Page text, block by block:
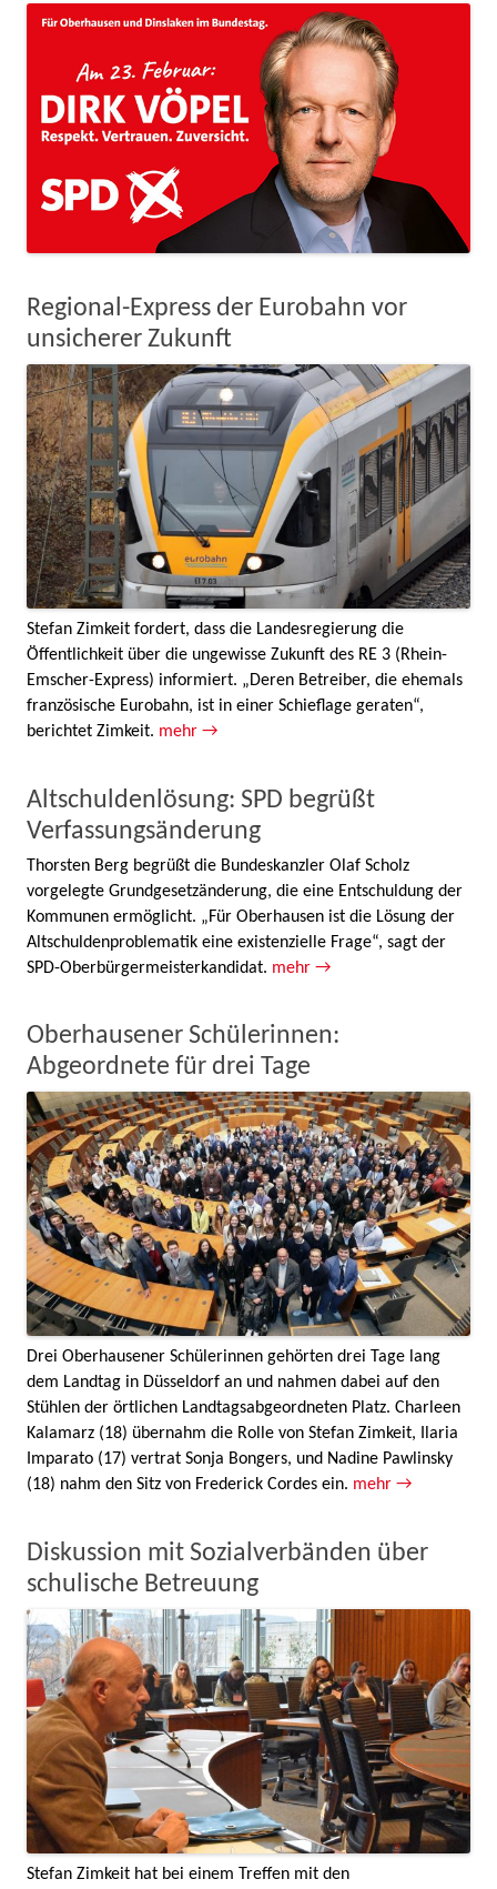
Regional-Express der Eurobahn vor
unsicherer Zukunft
Stefan Zimkeit fordert, dass die Landesregierung die
Öffentlichkeit über die ungewisse Zukunft des RE 3 (Rhein-
Emscher-Express) informiert. „Deren Betreiber, die ehemals
französische Eurobahn, ist in einer Schieflage geraten“,
berichtet Zimkeit. mehr →
Altschuldenlösung: SPD begrüßt
Verfassungsänderung
Thorsten Berg begrüßt die Bundeskanzler Olaf Scholz
vorgelegte Grundgesetzänderung, die eine Entschuldung der
Kommunen ermöglicht. „Für Oberhausen ist die Lösung der
Altschuldenproblematik eine existenzielle Frage“, sagt der
SPD-Oberbürgermeisterkandidat. mehr →
Oberhausener Schülerinnen:
Abgeordnete für drei Tage
Drei Oberhausener Schülerinnen gehörten drei Tage lang
dem Landtag in Düsseldorf an und nahmen dabei auf den
Stühlen der örtlichen Landtagsabgeordneten Platz. Charleen
Kalamarz (18) übernahm die Rolle von Stefan Zimkeit, Ilaria
Imparato (17) vertrat Sonja Bongers, und Nadine Pawlinsky
(18) nahm den Sitz von Frederick Cordes ein. mehr →
Diskussion mit Sozialverbänden über
schulische Betreuung
Stefan Zimkeit hat bei einem Treffen mit den